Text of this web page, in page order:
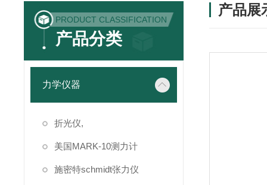
PRODUCT CLASSIFICATION
产品分类
力学仪器
折光仪,
美国MARK-10测力计
施密特schmidt张力仪
产品展